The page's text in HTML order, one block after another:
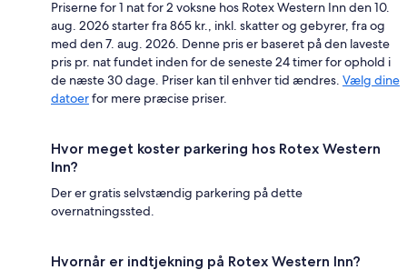
Priserne for 1 nat for 2 voksne hos Rotex Western Inn den 10.
aug. 2026 starter fra 865 kr., inkl. skatter og gebyrer, fra og
med den 7. aug. 2026. Denne pris er baseret på den laveste
pris pr. nat fundet inden for de seneste 24 timer for ophold i
de næste 30 dage. Priser kan til enhver tid ændres. Vælg dine
datoerfor mere præcise priser.
Hvor meget koster parkering hos Rotex Western
Inn?
Der er gratis selvstændig parkering på dette
overnatningssted.
Hvornår er indtjekning på Rotex Western Inn?